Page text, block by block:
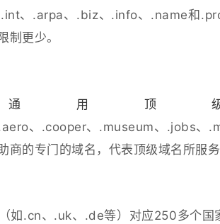
、.arpa、.biz、.info、.name和
制更少。
通用顶
、.cooper、.museum、.jobs、
商的专门的域名，代表顶级域名所服务
如.cn、.uk、.de等）对应250多个国